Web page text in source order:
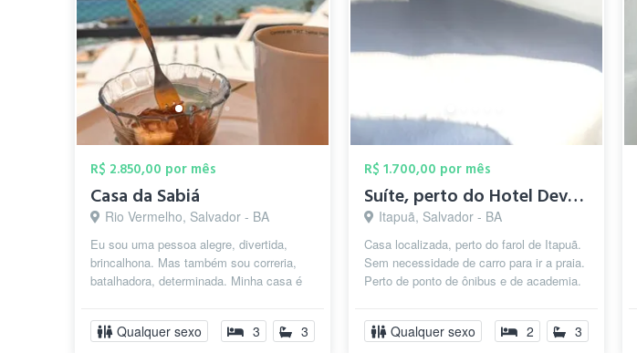
R$ 2.850,00 por mês
Casa da Sabiá
Rio Vermelho, Salvador - BA
Eu sou uma pessoa alegre, divertida,
brincalhona. Mas também sou correria,
batalhadora, determinada. Minha casa é
Qualquer sexo 3 3
R$ 1.700,00 por mês
Suíte, perto do Hotel Deville, farol de ...
Itapuã, Salvador - BA
Casa localizada, perto do farol de Itapuã.
Sem necessidade de carro para ir a praia.
Perto de ponto de ônibus e de academia.
Qualquer sexo 2 3